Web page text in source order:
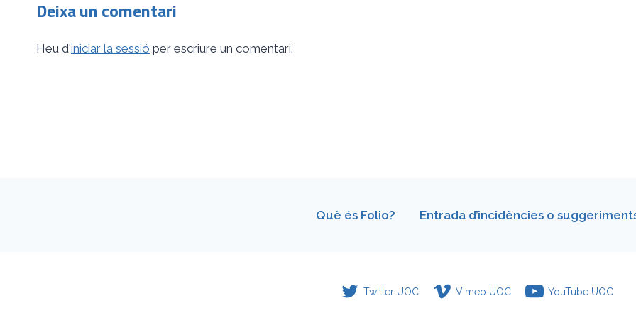
Deixa un comentari
Heu d'iniciar la sessió per escriure un comentari.
Què és Folio? Entrada d’incidències o
Twitter UOC Vimeo UOC YouTube UOC